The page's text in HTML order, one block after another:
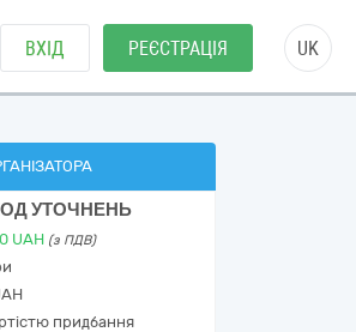
ВХІД РЕЄСТРАЦІЯ UK
УТОЧНЕНЬ
UAH (з ПДВ)
придбання